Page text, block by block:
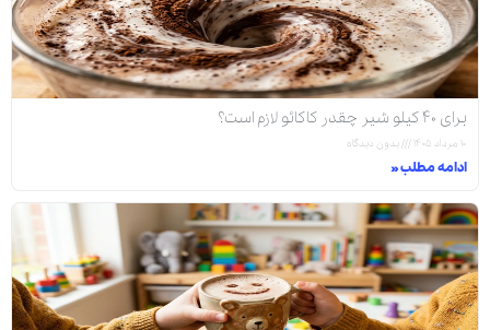
برای ۴۰ کیلو شیر چقدر کاکائو لازم است؟
۱۰ مرداد ۱۴۰۵ بدون دیدگاه
ادامه مطلب »